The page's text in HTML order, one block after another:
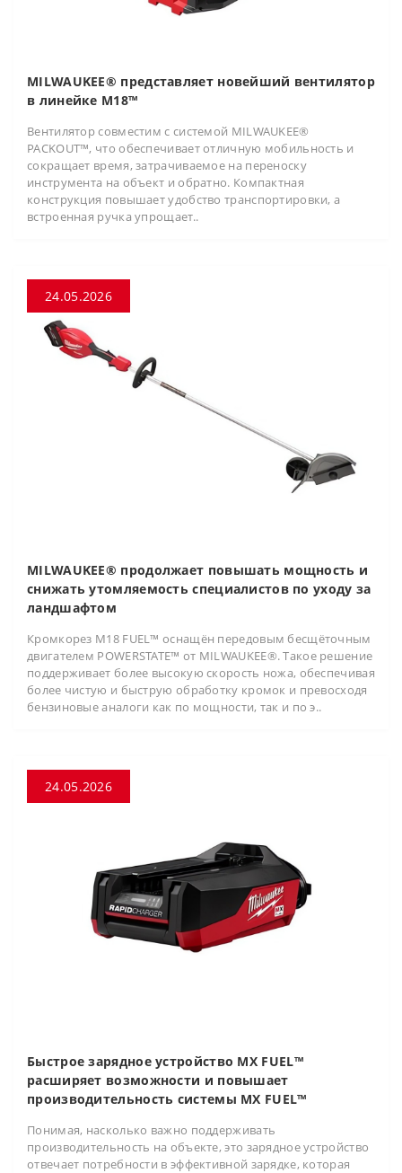
MILWAUKEE® представляет новейший вентилятор
в линейке M18™
Вентилятор совместим с системой MILWAUKEE®
PACKOUT™, что обеспечивает отличную мобильность и
сокращает время, затрачиваемое на переноску
инструмента на объект и обратно. Компактная
конструкция повышает удобство транспортировки, а
встроенная ручка упрощает..
24.05.2026
MILWAUKEE® продолжает повышать мощность и
снижать утомляемость специалистов по уходу за
ландшафтом
Кромкорез M18 FUEL™ оснащён передовым бесщёточным
двигателем POWERSTATE™ от MILWAUKEE®. Такое решение
поддерживает более высокую скорость ножа, обеспечивая
более чистую и быструю обработку кромок и превосходя
бензиновые аналоги как по мощности, так и по э..
24.05.2026
Быстрое зарядное устройство MX FUEL™
расширяет возможности и повышает
производительность системы MX FUEL™
Понимая, насколько важно поддерживать
производительность на объекте, это зарядное устройство
отвечает потребности в эффективной зарядке, которая